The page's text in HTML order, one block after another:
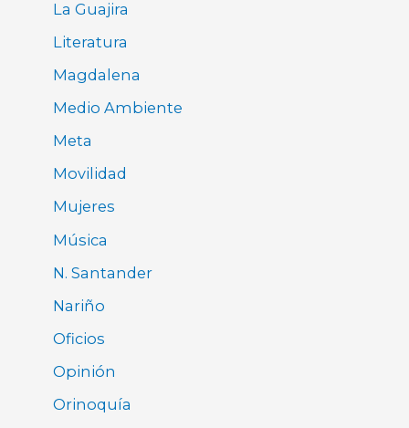
La Guajira
Literatura
Magdalena
Medio Ambiente
Meta
Movilidad
Mujeres
Música
N. Santander
Nariño
Oficios
Opinión
Orinoquía